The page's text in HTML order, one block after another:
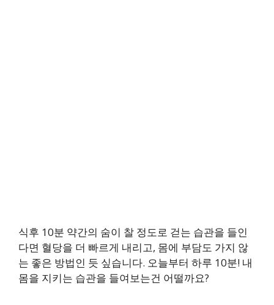
식후 10분 약간의 숨이 찰 정도로 걷는 습관을 들인
다면 혈당을 더 빠르게 내리고, 몸에 부담도 가지 않
는 좋은 방법인 듯 싶습니다. 오늘부터 하루 10분! 내
몸을 지키는 습관을 들여보는건 어떨까요?